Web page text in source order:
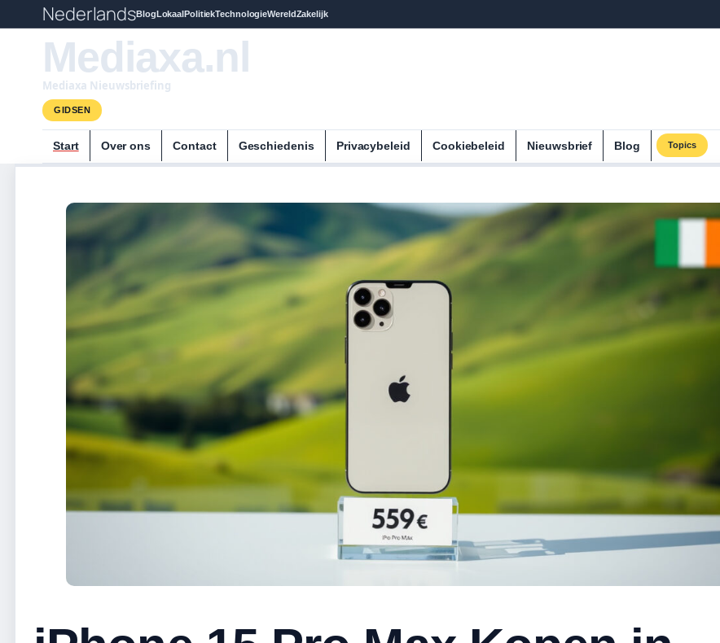
NederlandsBlogLokaalPolitiekTechnologieWereldZakelijk
Mediaxa.nl
Mediaxa Nieuwsbriefing
GIDSEN
Start Over ons Contact Geschiedenis Privacybeleid Cookiebeleid Nieuwsbrief Blog Topics